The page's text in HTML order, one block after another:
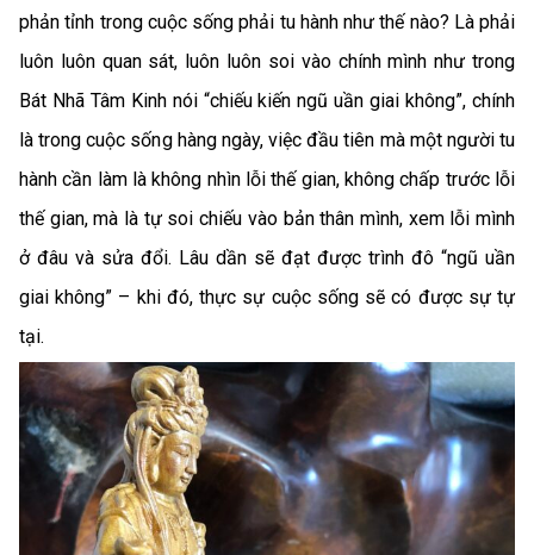
phản tỉnh trong cuộc sống phải tu hành như thế nào? Là phải
luôn luôn quan sát, luôn luôn soi vào chính mình như trong
Bát Nhã Tâm Kinh nói “chiếu kiến ngũ uần giai không”, chính
là trong cuộc sống hàng ngày, việc đầu tiên mà một người tu
hành cần làm là không nhìn lỗi thế gian, không chấp trước lỗi
thế gian, mà là tự soi chiếu vào bản thân mình, xem lỗi mình
ở đâu và sửa đổi. Lâu dần sẽ đạt được trình đô “ngũ uần
giai không” – khi đó, thực sự cuộc sống sẽ có được sự tự
tại.